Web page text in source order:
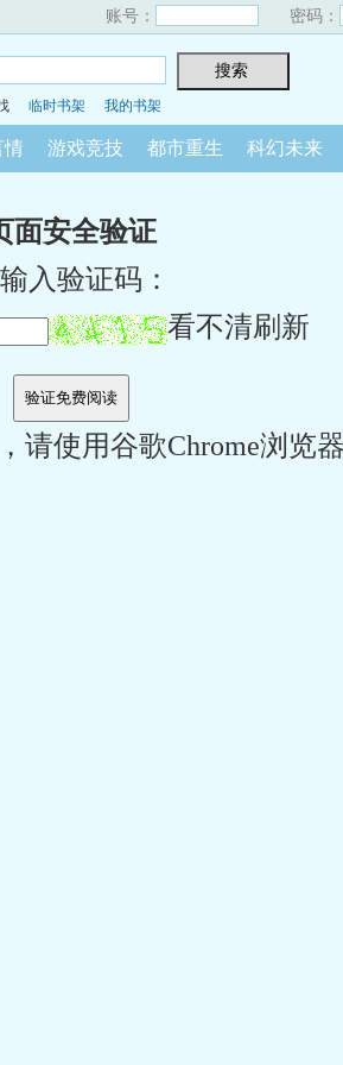
账号： 密码：
临时书架 我的书架
情 游戏竞技 都市重生 科幻未来
面安全验证
入验证码：
看不清刷新
请使用谷歌Chrome浏览器